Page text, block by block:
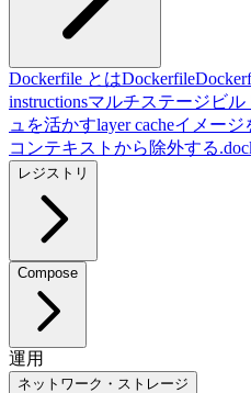
Dockerfile とはDockerfile
instructionsマルチステージビル
ュを活かすlayer cacheイメージ
コンテキストから除外する
レジストリ
Compose
運用
ネットワーク・ストレージ